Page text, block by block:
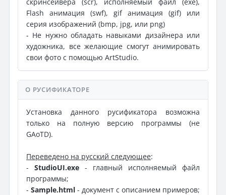
Flash анимация (swf), gif анимация (gif) или
серия изображений (bmp, jpg, или png)
- Не нужно обладать навыками дизайнера или
художника, все желающие смогут анимировать
свои фото с помощью ArtStudio.
О РУСИФИКАТОРЕ
Установка данного русификатора возможна
только на полную версию программы (не
GAoTD).
Переведено на русский следующее:
- StudioUI.exe - главный исполняемый файл
программы;
- Sample.html - документ с описанием примеров;